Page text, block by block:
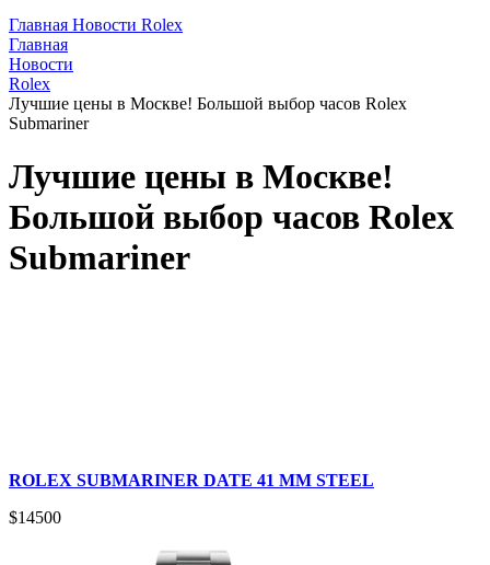
Главная Новости Rolex
Главная
Новости
Rolex
Лучшие цены в Москве! Большой выбор часов Rolex
Submariner
Лучшие цены в Москве!
Большой выбор часов Rolex
Submariner
ROLEX SUBMARINER DATE 41 MM STEEL
$14500